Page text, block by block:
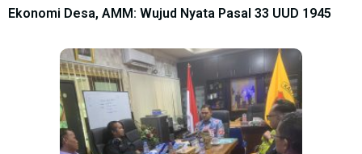
Ekonomi Desa, AMM: Wujud Nyata Pasal 33 UUD 1945